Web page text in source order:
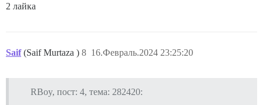
2 лайка
Saif (Saif Murtaza ) 16.Февраль.2024 23:25:20
8
RBoy, пост: 4, тема: 282420: